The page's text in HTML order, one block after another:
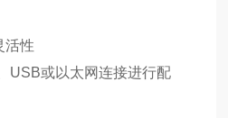
活性
USB或以太网连接进行配